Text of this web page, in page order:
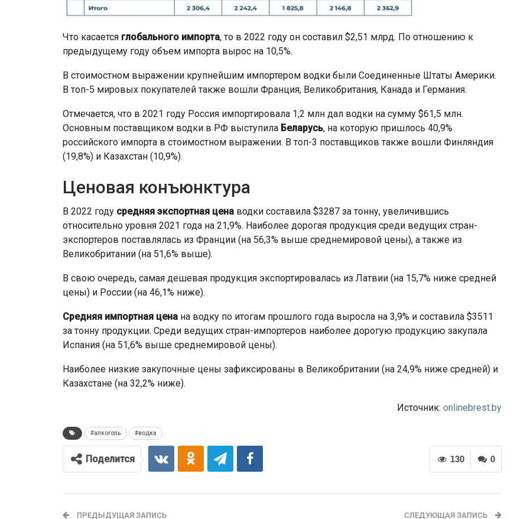
Что касается глобального импорта, то в 2022 году он составил $2,51 млрд. По отношению к
предыдущему году объем импорта вырос на 10,5%.
В стоимостном выражении крупнейшим импортером водки были Соединенные Штаты Америки.
В топ-5 мировых покупателей также вошли Франция, Великобритания, Канада и Германия.
Отмечается, что в 2021 году Россия импортировала 1,2 млн дал водки на сумму $61,5 млн.
Основным поставщиком водки в РФ выступила Беларусь, на которую пришлось 40,9%
российского импорта в стоимостном выражении. В топ-3 поставщиков также вошли Финляндия
(19,8%) и Казахстан (10,9%).
Ценовая конъюнктура
В 2022 году средняя экспортная цена водки составила $3287 за тонну, увеличившись
относительно уровня 2021 года на 21,9%. Наиболее дорогая продукция среди ведущих стран-
экспортеров поставлялась из Франции (на 56,3% выше среднемировой цены), а также из
Великобритании (на 51,6% выше).
В свою очередь, самая дешевая продукция экспортировалась из Латвии (на 15,7% ниже средней
цены) и России (на 46,1% ниже).
Средняя импортная цена на водку по итогам прошлого года выросла на 3,9% и составила $3511
за тонну продукции. Среди ведущих стран-импортеров наиболее дорогую продукцию закупала
Испания (на 51,6% выше среднемировой цены).
Наиболее низкие закупочные цены зафиксированы в Великобритании (на 24,9% ниже средней) и
Казахстане (на 32,2% ниже).
Источник: onlinebrest.by
#алкоголь #водка
0
130
Поделится
ПРЕДЫДУЩАЯ ЗАПИСЬ СЛЕДУЮЩАЯ ЗАПИСЬ